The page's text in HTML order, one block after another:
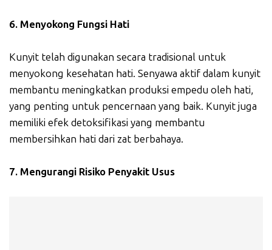
6. Menyokong Fungsi Hati
Kunyit telah digunakan secara tradisional untuk
menyokong kesehatan hati. Senyawa aktif dalam kunyit
membantu meningkatkan produksi empedu oleh hati,
yang penting untuk pencernaan yang baik. Kunyit juga
memiliki efek detoksifikasi yang membantu
membersihkan hati dari zat berbahaya.
7. Mengurangi Risiko Penyakit Usus